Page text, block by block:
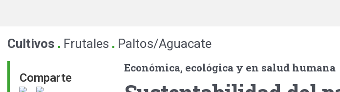
Cultivos . Frutales . Paltos/Aguacate
Comparte
Económica, ecológica y en salud humana